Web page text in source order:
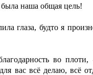
наша общая цель!
глаза, будто я
во плоти,
вас всё делаю, всё